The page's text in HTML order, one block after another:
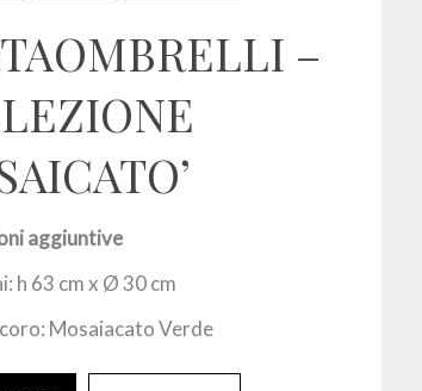
–
aggiuntive
h 63 cm x Ø 30 cm
Mosaiacato Verde